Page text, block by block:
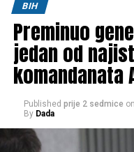
će doći do promjene
prognostičkim
najmanje do oko10.
još uvijek dovoljno
pouzdane.
Građanima se savjetuje
suncu u najtoplijem
prate preporuke
BIH
Preminuo
jedan od
komandanata
Published prije 2 sedmice on
By Dada